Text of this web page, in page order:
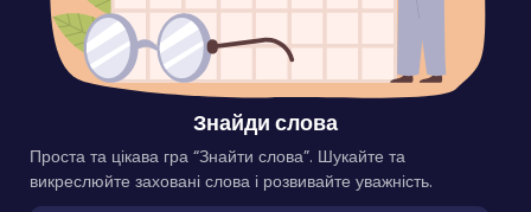
Знайди слова
Проста та цікава гра “Знайти слова”. Шукайте та
викреслюйте заховані слова і розвивайте уважність.